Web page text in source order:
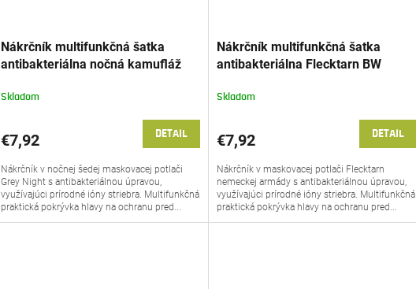
Nákrčník multifunkčná šatka
antibakteriálna nočná kamufláž
Skladom
€7,92 DETAIL
Nákrčník v nočnej šedej maskovacej potlači
Grey Night s antibakteriálnou úpravou,
využívajúci prírodné ióny striebra. Multifunkčná
praktická pokrývka hlavy na ochranu pred...
Nákrčník multifunkčná šatka
antibakteriálna Flecktarn BW
Skladom
€7,92 DETAIL
Nákrčník v maskovacej potlači Flecktarn
nemeckej armády s antibakteriálnou úpravou,
využívajúci prírodné ióny striebra. Multifunkčná
praktická pokrývka hlavy na ochranu pred...